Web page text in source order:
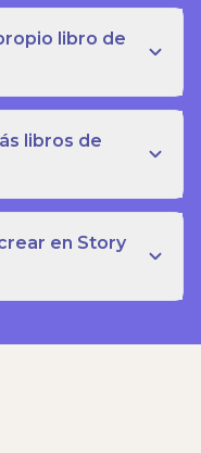
libro de
libros de
en Story